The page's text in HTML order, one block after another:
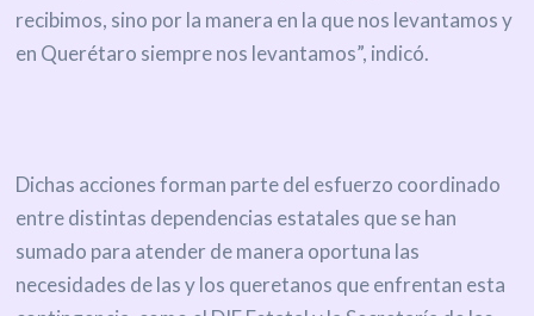
recibimos, sino por la manera en la que nos levantamos y
en Querétaro siempre nos levantamos”, indicó.
Dichas acciones forman parte del esfuerzo coordinado
entre distintas dependencias estatales que se han
sumado para atender de manera oportuna las
necesidades de las y los queretanos que enfrentan esta